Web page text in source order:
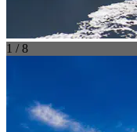
1 / 8